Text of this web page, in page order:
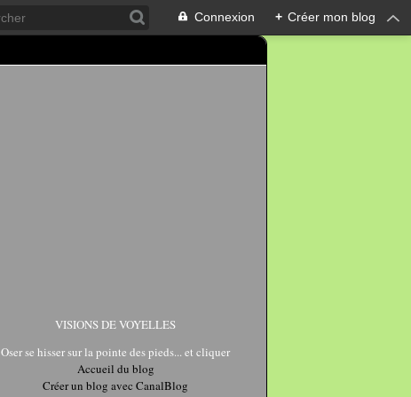
Connexion + Créer mon blog
VISIONS DE VOYELLES
Oser se hisser sur la pointe des pieds... et cliquer
Accueil du blog
Créer un blog avec CanalBlog